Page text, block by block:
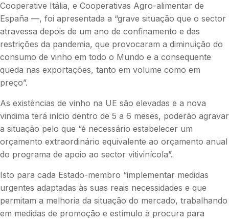
Cooperative Itália, e Cooperativas Agro-alimentar de
España —, foi apresentada a “grave situação que o sector
atravessa depois de um ano de confinamento e das
restrições da pandemia, que provocaram a diminuição do
consumo de vinho em todo o Mundo e a consequente
queda nas exportações, tanto em volume como em
preço”.
As existências de vinho na UE são elevadas e a nova
vindima terá início dentro de 5 a 6 meses, poderão agravar
a situação pelo que “é necessário estabelecer um
orçamento extraordinário equivalente ao orçamento anual
do programa de apoio ao sector vitivinícola”.
Isto para cada Estado-membro “implementar medidas
urgentes adaptadas às suas reais necessidades e que
permitam a melhoria da situação do mercado, trabalhando
em medidas de promoção e estímulo à procura para